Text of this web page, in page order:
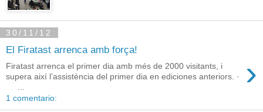
30/11/12
El Firatast arrenca amb força!
›
Firatast arrenca el primer dia amb més de 2000 visitants, i
supera així l’assistència del primer dia en ediciones anteriors. ·
...
1 comentario: